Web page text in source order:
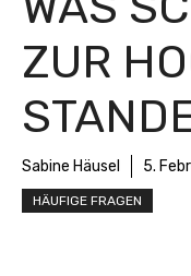
ZUR
Sabine Häusel 5.
HÄUFIGE FRAGEN